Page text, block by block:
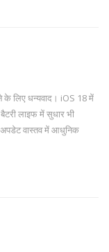
लिए धन्यवाद। iOS 18 में
लाइफ में सुधार भी
अपडेट वास्तव में आधुनिक